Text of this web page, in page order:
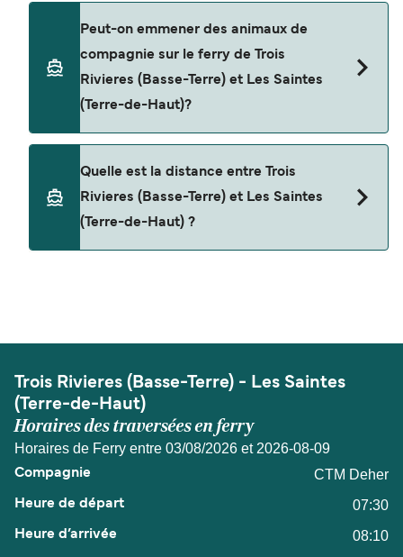
ferry entre Trois Rivieres (Basse-Terre) et Les
Saintes (Terre-de-Haut).
Peut-on emmener des animaux de
compagnie sur le ferry de Trois
Rivieres (Basse-Terre) et Les Saintes
(Terre-de-Haut)?
passeport pour animaux et d'autres documents.
Vous pouvez actuellement emmener des
animaux à bord des ferries avec
Quelle est la distance entre Trois
Rivieres (Basse-Terre) et Les Saintes
(Terre-de-Haut) ?
Trois Rivieres (Basse-Terre) - Les Saintes
(Terre-de-Haut)
Horaires des traversées en ferry
Horaires de Ferry entre 03/08/2026 et 2026-08-09
CTM Deher
07:30
08:10